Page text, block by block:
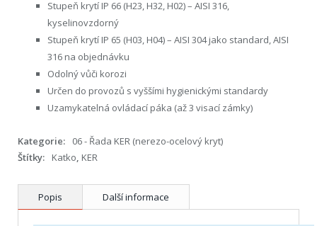
Stupeň krytí IP 66 (H23, H32, H02) – AISI 316,
kyselinovzdorný
Stupeň krytí IP 65 (H03, H04) – AISI 304 jako standard, AISI
316 na objednávku
Odolný vůči korozi
Určen do provozů s vyššími hygienickými standardy
Uzamykatelná ovládací páka (až 3 visací zámky)
Kategorie:
06 - Řada KER (nerezo-ocelový kryt)
Štítky:
Katko, KER
Popis Další informace